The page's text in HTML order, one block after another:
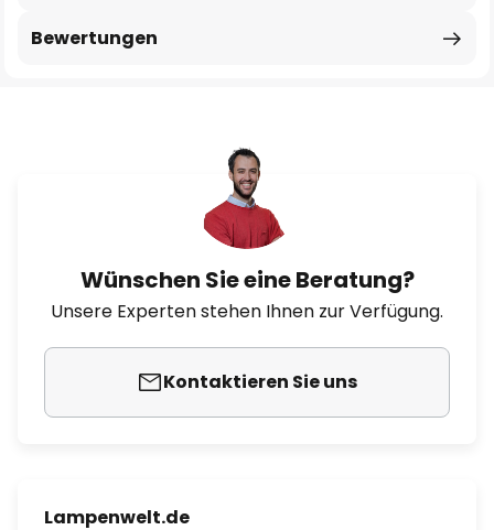
Bewertungen
Wünschen Sie eine Beratung?
Unsere Experten stehen Ihnen zur Verfügung.
Kontaktieren Sie uns
Lampenwelt.de